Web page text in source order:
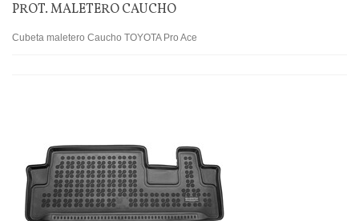
PROT. MALETERO CAUCHO
Cubeta maletero Caucho TOYOTA Pro Ace